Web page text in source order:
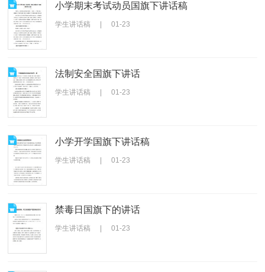
小学期末考试动员国旗下讲话稿
学生讲话稿 01-23
法制安全国旗下讲话
学生讲话稿 01-23
小学开学国旗下讲话稿
学生讲话稿 01-23
禁毒日国旗下的讲话
学生讲话稿 01-23